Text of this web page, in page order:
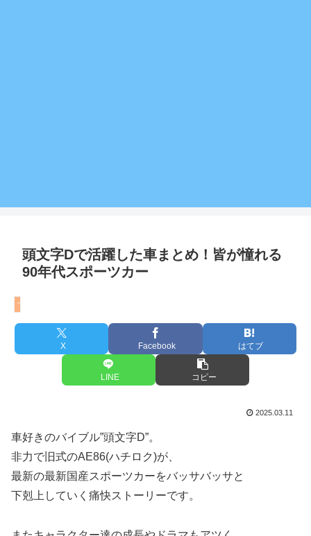
頭文字Dで活躍した車まとめ！皆が憧れる
90年代スポーツカー
つぶやき
X Facebook はてブ
LINE コピー
2025.03.11
車好きのバイブル”頭文字D”。
非力で旧式のAE86(ハチロク)が、
最新の最新国産スポーツカーをバッサバッサと
下剋上していく痛快ストーリーです。